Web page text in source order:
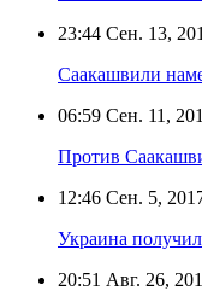
23:44 Сен. 13,
Саакашвили
06:59 Сен. 11,
Против
12:46 Сен. 5,
Украина
20:51 Авг. 26,